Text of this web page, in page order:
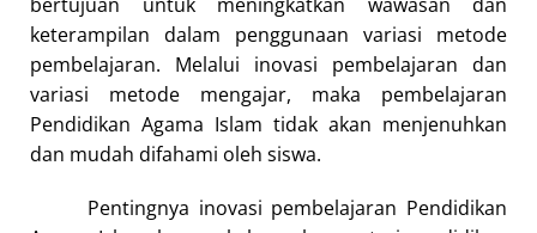
keterampilan dalam penggunaan variasi metode
pembelajaran. Melalui inovasi pembelajaran dan
variasi metode mengajar, maka pembelajaran
Pendidikan Agama Islam tidak akan menjenuhkan
dan mudah difahami oleh siswa.
Pentingnya inovasi pembelajaran Pendidikan